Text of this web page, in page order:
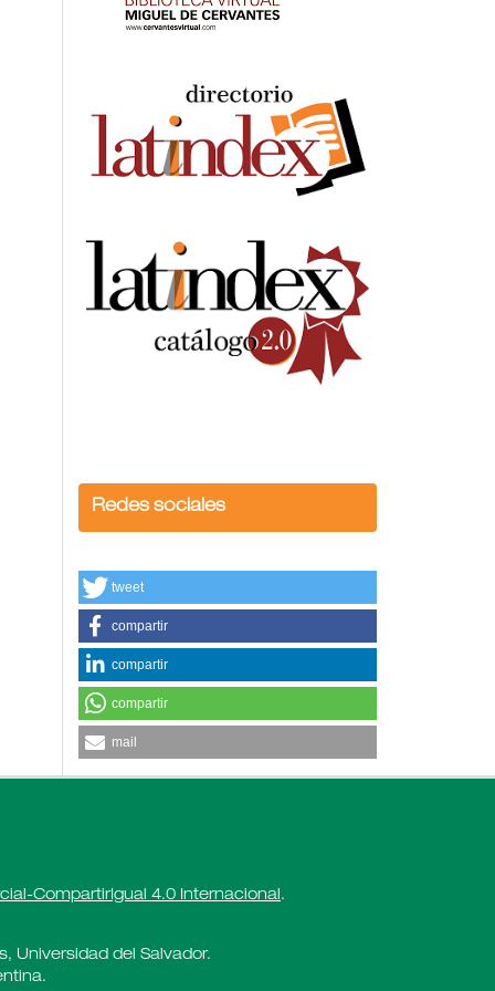
Redes sociales
tweet
compartir
compartir
compartir
mail
CompartirIgual 4.0 Internacional .
Universidad del Salvador.